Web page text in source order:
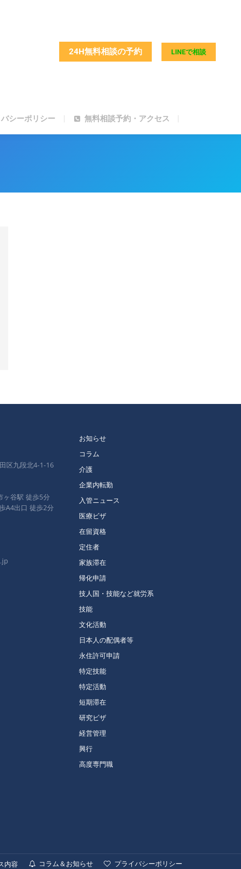
24H無料相談の予約 LINEで相談
シーポリシー 無料相談予約・アクセス
区九段北4-1-16
ヶ谷駅 徒歩5分
A4出口 徒歩2分
お知らせ
コラム
介護
企業内転勤
入管ニュース
医療ビザ
在留資格
定住者
家族滞在
帰化申請
技人国・技能など就労系
技能
文化活動
日本人の配偶者等
永住許可申請
特定技能
特定活動
短期滞在
研究ビザ
経営管理
興行
高度専門職
内容 コラム＆お知らせ プライバシーポリシー